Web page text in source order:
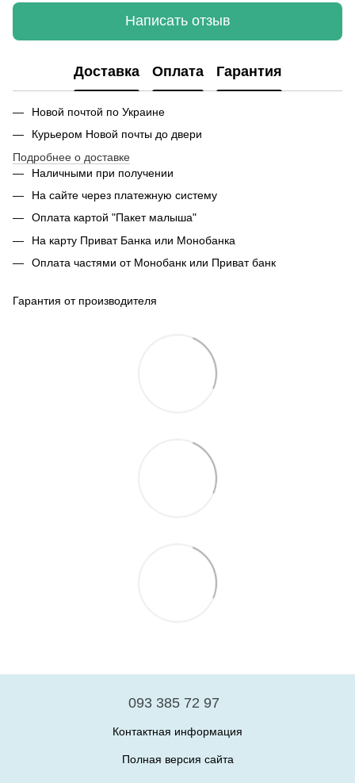
Написать отзыв
Доставка Оплата Гарантия
Новой почтой по Украине
Курьером Новой почты до двери
Подробнее о доставке
Наличными при получении
На сайте через платежную систему
Оплата картой "Пакет малыша"
На карту Приват Банка или Монобанка
Оплата частями от Монобанк или Приват банк
Гарантия от производителя
093 385 72 97
Контактная информация
Полная версия сайта